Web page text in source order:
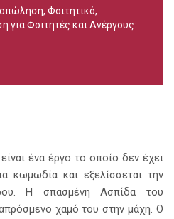
Φοιτητικό,
για Φοιτητές και Ανέργους:
ένα έργο το οποίο δεν έχει
κωμωδία και εξελίσσεται την
Η σπασμένη Ασπίδα του
χαμό του στην μάχη. Ο